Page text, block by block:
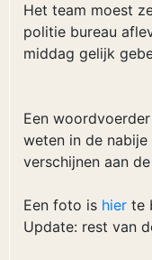
Het team moest
politie bureau
middag gelijk
Een
weten in de
verschijnen aan
Een foto is hier te
Update: rest van